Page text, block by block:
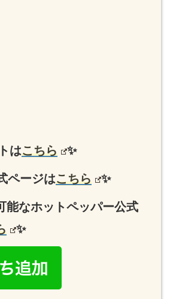
はこちら
✨
ページはこちら
✨
能なホットペッパー公式
✨